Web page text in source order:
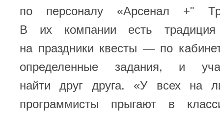
по персоналу «Арсенал +"
В их компании есть традиция
на праздники квесты — по
определенные задания, и
найти друг друга. «У всех на
программисты прыгают в